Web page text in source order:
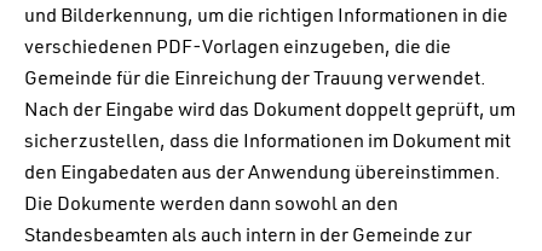
und Bilderkennung, um die richtigen Informationen in die
verschiedenen PDF-Vorlagen einzugeben, die die
Gemeinde für die Einreichung der Trauung verwendet.
Nach der Eingabe wird das Dokument doppelt geprüft, um
sicherzustellen, dass die Informationen im Dokument mit
den Eingabedaten aus der Anwendung übereinstimmen.
Die Dokumente werden dann sowohl an den
Standesbeamten als auch intern in der Gemeinde zur